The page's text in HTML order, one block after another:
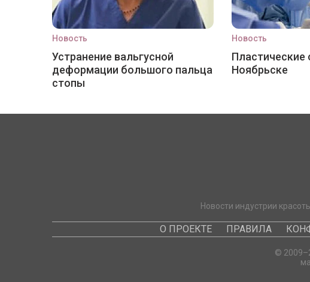
Новость
Устранение вальгусной
деформации большого пальца
стопы
Новость
Пластические
Ноябрьске
Новости индустрии
О ПРОЕКТЕ ПРАВИЛА
©